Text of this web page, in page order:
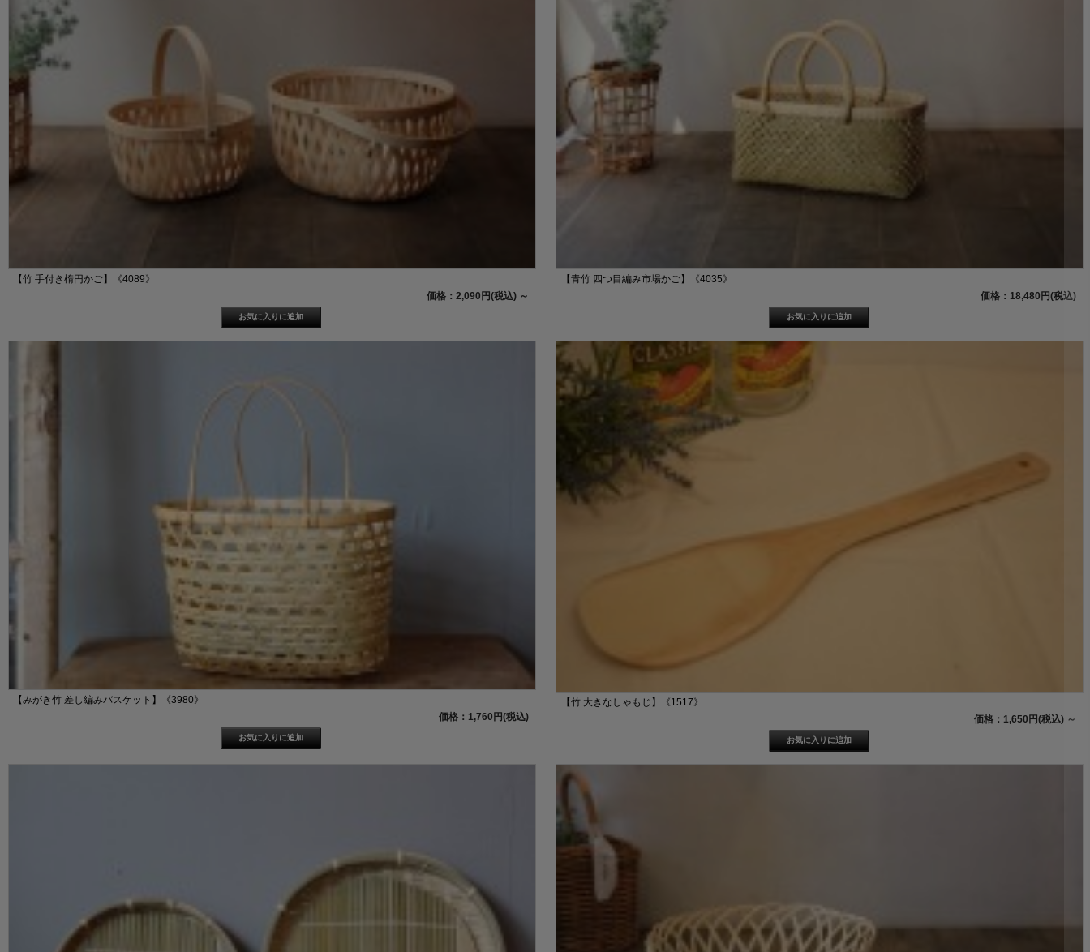
【竹 手付き楕円かご】《4089》
価格：2,090円(税込) ～
【青竹 四つ目編み市場かご】《4035》
価格：18,480円(税込)
【みがき竹 差し編みバスケット】《3980》
価格：1,760円(税込)
【竹 大きなしゃもじ】《1517》
価格：1,650円(税込) ～